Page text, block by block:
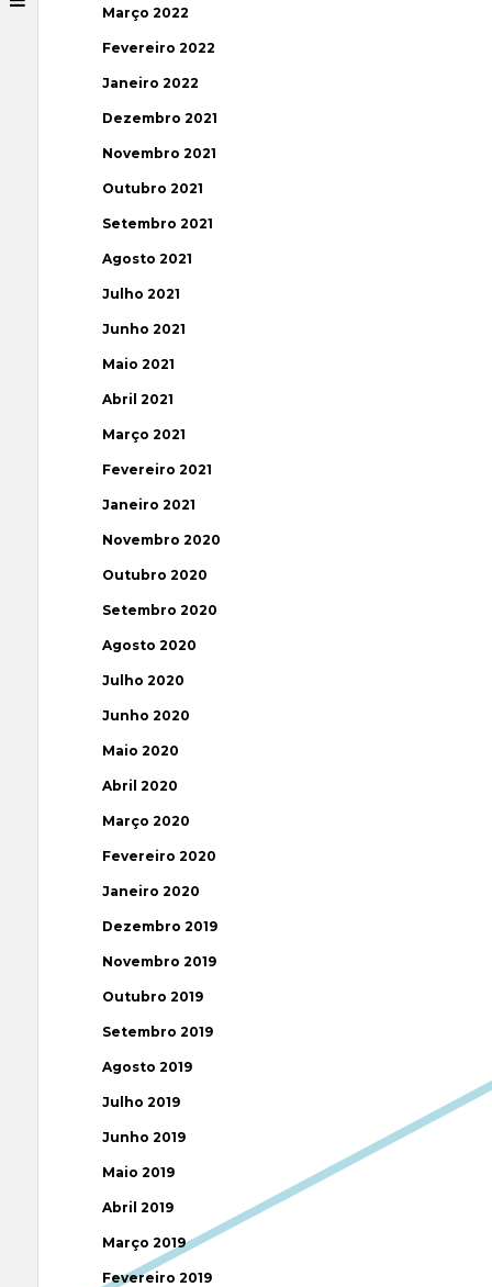
Março 2022
Fevereiro 2022
Janeiro 2022
Dezembro 2021
Novembro 2021
Outubro 2021
Setembro 2021
Agosto 2021
Julho 2021
Junho 2021
Maio 2021
Abril 2021
Março 2021
Fevereiro 2021
Janeiro 2021
Novembro 2020
Outubro 2020
Setembro 2020
Agosto 2020
Julho 2020
Junho 2020
Maio 2020
Abril 2020
Março 2020
Fevereiro 2020
Janeiro 2020
Dezembro 2019
Novembro 2019
Outubro 2019
Setembro 2019
Agosto 2019
Julho 2019
Junho 2019
Maio 2019
Abril 2019
Março 2019
Fevereiro 2019